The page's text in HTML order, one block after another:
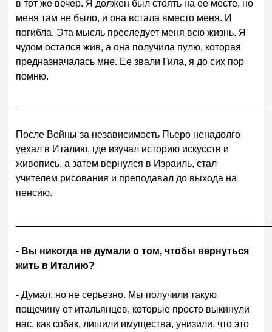
в тот же вечер. Я должен был стоять на ее месте, но
меня там не было, и она встала вместо меня. И
погибла. Эта мысль преследует меня всю жизнь. Я
чудом остался жив, а она получила пулю, которая
предназначалась мне. Ее звали Гила, я до сих пор
помню.
После Войны за независимость Пьеро ненадолго
уехал в Италию, где изучал историю искусств и
живопись, а затем вернулся в Израиль, стал
учителем рисования и преподавал до выхода на
пенсию.
- Вы никогда не думали о том, чтобы вернуться
жить в Италию?
- Думал, но не серьезно. Мы получили такую
пощечину от итальянцев, которые просто выкинули
нас, как собак, лишили имущества, унизили, что это